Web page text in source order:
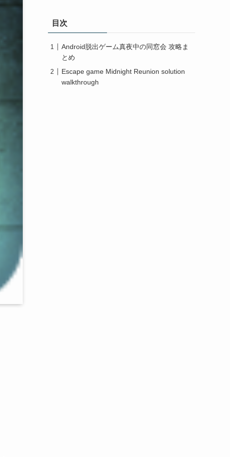
目次
Android脱出ゲーム真夜中の同窓会 攻略ま
とめ
Escape game Midnight Reunion solution
walkthrough